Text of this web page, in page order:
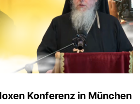
Konferenz in München